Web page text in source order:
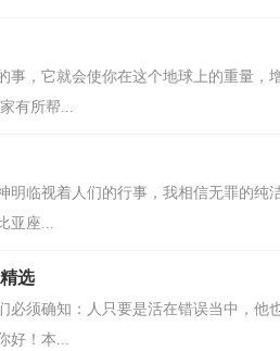
，它就会使你在这个地球上的重量，
有所帮...
临视着人们的行事，我相信无罪的纯
亚座...
选
须确知：人只要是活在错误当中，他
好！本...